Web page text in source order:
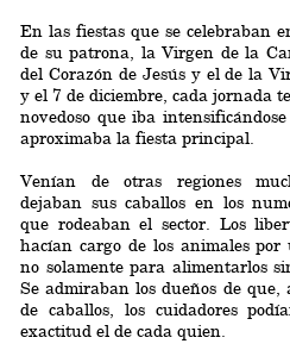
En las fiestas que se celebraban
de su patrona, la Virgen de la
del Corazón de Jesús y el de la
y el 7 de diciembre, cada jornada
novedoso que iba
aproximaba la fiesta principal.
Venían de otras regiones
dejaban sus caballos en los
que rodeaban el sector. Los
hacían cargo de los animales por
no solamente para alimentarlos
Se admiraban los dueños de que,
de caballos, los cuidadores
exactitud el de cada quien.